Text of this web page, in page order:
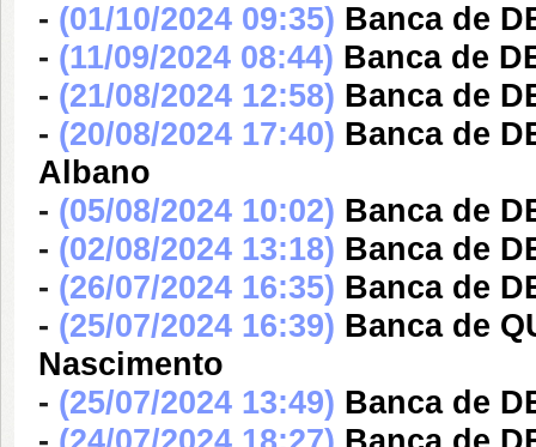
- (01/10/2024 09:35) Banca de
- (11/09/2024 08:44) Banca de
- (21/08/2024 12:58) Banca de
- (20/08/2024 17:40) Banca de
Albano
- (05/08/2024 10:02) Banca de
- (02/08/2024 13:18) Banca de
- (26/07/2024 16:35) Banca de
- (25/07/2024 16:39) Banca de
Nascimento
- (25/07/2024 13:49) Banca de